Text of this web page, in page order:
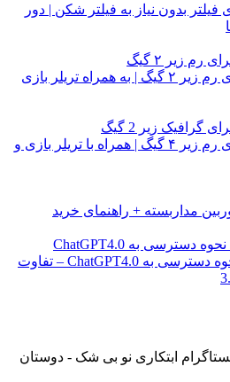
بدون نیاز به فیلتر شکن | دور
۱۰ بازی پیشنهادی برای رم زیر ۲ گیگ | به همراه تریلر بازی
۱۰ بازی پیشنهادی برای رم زیر ۴ گیگ | همراه با تریلر بازی و
GPT-4 معرفی شد، نحوه دسترسی به ChatGPT4.0 – تفاوت
ابتکاری نو بی شک - دوستان